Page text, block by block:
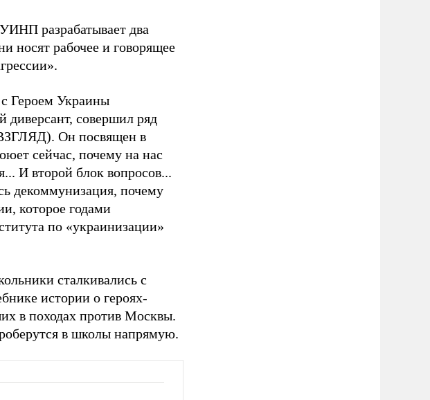
разрабатывает два
носят рабочее и говорящее
Героем Украины
совершил ряд
Он посвящен в
сейчас, почему на нас
И второй блок вопросов...
декоммунизация, почему
которое годами
по «украинизации»
сталкивались с
истории о героях-
в походах против Москвы.
в школы напрямую.